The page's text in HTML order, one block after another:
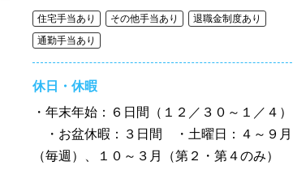
住宅手当あり その他手当あり
退職金制度あり
通勤手当あり
休日・休暇
・年末年始：６日間（１２／３０～１／４）
・お盆休暇：３日間 ・土曜日：４～９月
（毎週）、１０～３月（第２・第４のみ）